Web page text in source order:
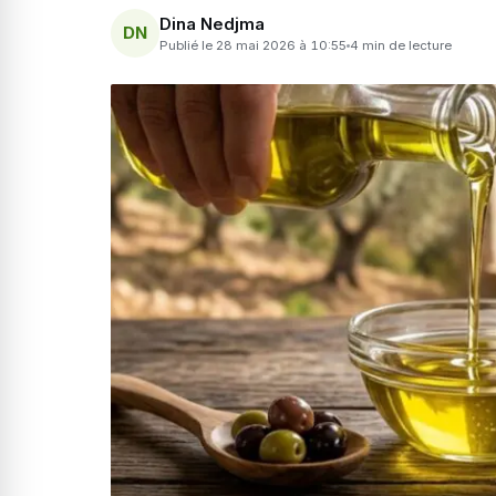
DN Dina Nedjma
Publié le 28 mai 2026 à 10:55 4 min de lecture